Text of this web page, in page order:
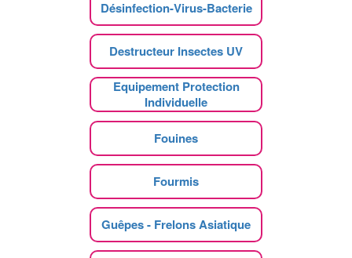
Désinfection-Virus-Bacterie
Destructeur Insectes UV
Equipement Protection
Individuelle
Fouines
Fourmis
Guêpes - Frelons Asiatique